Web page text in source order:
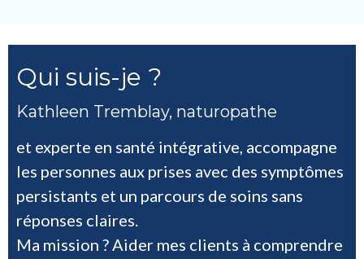
Qui suis-je ?
Kathleen Tremblay, naturopathe
et experte en santé intégrative, accompagne
les personnes aux prises avec des symptômes
persistants et un parcours de soins sans
réponses claires.
Ma mission ? Aider mes clients à comprendre